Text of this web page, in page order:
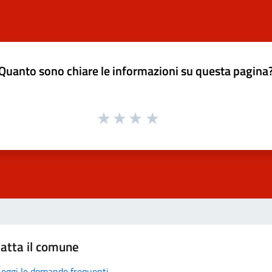
sono chiare le informazioni su questa
il comune